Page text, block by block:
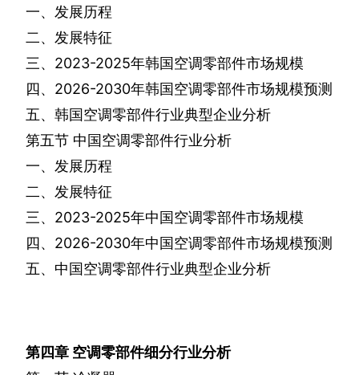
一、发展历程
二、发展特征
三、 2023-2025年韩国空调零部件市场规模
四、 2026-2030年韩国空调零部件市场规模预测
五、韩国空调零部件行业典型企业分析
第五节 中国空调零部件行业分析
一、发展历程
二、发展特征
三、 2023-2025年中国空调零部件市场规模
四、 2026-2030年中国空调零部件市场规模预测
五、中国空调零部件行业典型企业分析
第四章 空调零部件细分行业分析